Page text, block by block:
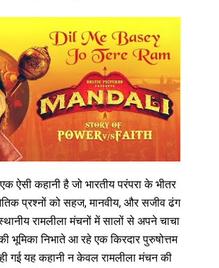
ऐसी कहानी है जो भारतीय परंपरा के भीतर
प्रश्नों को सहज, मानवीय, और सजीव ढंग
रामलीला मंचनों में सालों से अपने चाचा
भूमिका निभाते आ रहे एक किरदार पुरुषोत्तम
गई यह कहानी न केवल रामलीला मंचन की